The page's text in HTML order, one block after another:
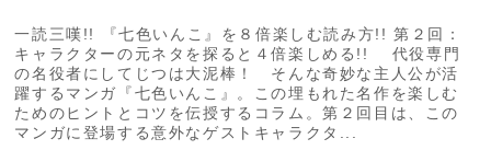
一読三嘆!! 『七色いんこ』を８倍楽しむ読み方!! 第２回：
キャラクターの元ネタを探ると４倍楽しめる!! 代役専門
の名役者にしてじつは大泥棒！ そんな奇妙な主人公が活
躍するマンガ『七色いんこ』。この埋もれた名作を楽しむ
ためのヒントとコツを伝授するコラム。第２回目は、この
マンガに登場する意外なゲストキャラクタ...